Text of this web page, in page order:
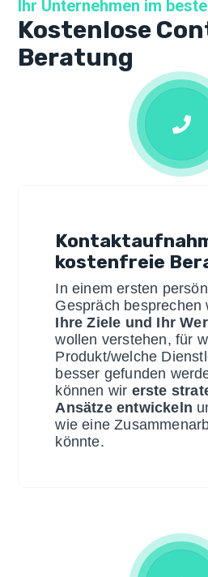
Ihr Unternehmen im
Kostenlose
Beratung
kostenfreie
In einem ersten
Gespräch besprechen
Ihre Ziele und Ihr
wollen verstehen, für
Produkt/welche
besser gefunden
können wir erste
Ansätze entwickeln
wie eine
könnte.